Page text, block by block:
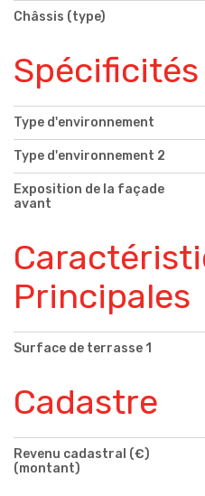
Châssis (type)
Type d'environnement
Type d'environnement 2
Exposition de la façade
avant
Principales
Surface de terrasse 1
Cadastre
Revenu cadastral (€)
(montant)